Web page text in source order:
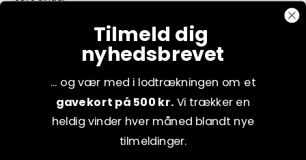
Tilmeld dig
nyhedsbrevet
... og vær med i lodtrækningen om et
gavekort på 500 kr. Vi trækker en
heldig vinder hver måned blandt nye
tilmeldinger.